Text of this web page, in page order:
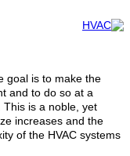
goal is to make the
and to do so at a
is a noble, yet
increases and the
of the HVAC systems